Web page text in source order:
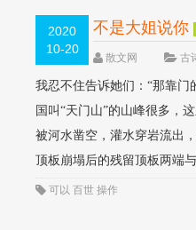
2020
10-20
不是大姐说你
散文网 古
我忍不住告诉她们：“那靠门
国叫“天门山”的山峰很多，
被河水凿空，灌水穿岩流出
顶板崩塌后的残留顶板两端
可以 百世 操作